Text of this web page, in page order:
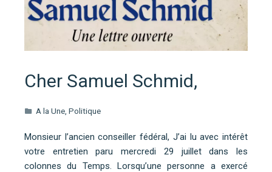
Cher Samuel Schmid,
A la Une Politique
Monsieur l’ancien conseiller fédéral, J’ai lu avec intérêt
votre entretien paru mercredi 29 juillet dans les
colonnes du Temps. Lorsqu’une personne a exercé